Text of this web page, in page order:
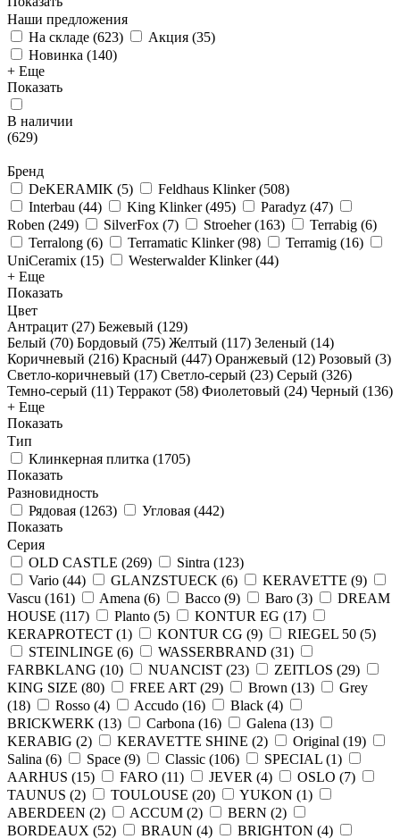
Наши предложения
На складе (623) Акция (35)
Новинка (140)
+ Еще
Показать
В наличии
(629)
Бренд
DeKERAMIK (5) Feldhaus Klinker(508)
Interbau (44) King Klinker(495) Paradyz (47)
Roben (249) SilverFox (7) Stroeher(163) Terrabig (6)
Terralong (6) Terramatic Klinker(98) Terramig (16)
UniCeramix (15) Westerwalder Klinker(44)
+ Еще
Показать
Цвет
Антрацит (27) Бежевый (129)
Белый (70) Бордовый (75) Желтый (117) Зеленый (14)
Коричневый (216) Красный (447) Оранжевый (12) Розовый (3)
Светло-коричневый (17) Светло-серый (23) Серый (326)
Темно-серый (11) Терракот (58) Фиолетовый (24) Черный (136)
+ Еще
Показать
Тип
Клинкерная плитка (1705)
Показать
Разновидность
Рядовая (1263) Угловая (442)
Показать
Серия
OLD CASTLE (269) Sintra (123)
Vario (44) GLANZSTUECK (6) KERAVETTE (9)
Vascu (161) Amena (6) Bacco (9) Baro (3)
DREAM
HOUSE (117) Planto (5) KONTUR EG (17)
KERAPROTECT (1) KONTUR СG (9) RIEGEL 50 (5)
STEINLINGE (6) WASSERBRAND (31)
FARBKLANG (10) NUANCIST (23) ZEITLOS (29)
KING SIZE (80) FREE ART (29) Brown (13)
Grey
(18) Rosso (4) Accudo (16) Black (4)
BRICKWERK (13) Carbona (16) Galena (13)
KERABIG (2) KERAVETTE SHINE (2) Original (19)
Salina (6) Space (9) Classic (106) SPECIAL (1)
AARHUS (15) FARO (11) JEVER (4) OSLO (7)
TAUNUS (2) TOULOUSE (20) YUKON (1)
ABERDEEN (2) ACCUM (2) BERN (2)
BORDEAUX (52) BRAUN (4) BRIGHTON (4)